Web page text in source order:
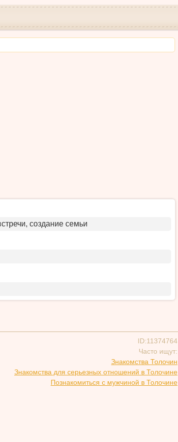
создание семьи
ID:11374764
Часто ищут:
Знакомства Толочин
Знакомства для серьезных отношений в Толочине
Познакомиться с мужчиной в Толочине